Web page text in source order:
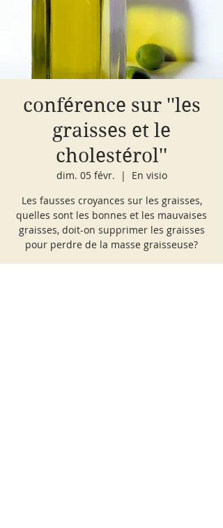
conférence sur ''les
graisses et le
cholestérol''
dim. 05 févr.
  |
En visio
Les fausses croyances sur les graisses,
quelles sont les bonnes et les mauvaises
graisses, doit-on supprimer les graisses
pour perdre de la masse graisseuse?